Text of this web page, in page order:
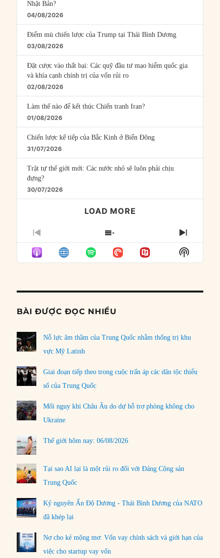
Nhật Bản?
04/08/2026
Điểm mù chiến lược của Trump tại Thái Bình Dương
03/08/2026
Đặt cược vào thất bại: Các quỹ đầu tư mạo hiểm quốc gia
và khía cạnh chính trị của vốn rủi ro
02/08/2026
Làm thế nào để kết thúc Chiến tranh Iran?
01/08/2026
Chiến lược kế tiếp của Bắc Kinh ở Biển Đông
31/07/2026
Trật tự thế giới mới: Các nước nhỏ sẽ luôn phải chịu
đựng?
30/07/2026
LOAD MORE
PREVIOUS
EPISODE
SHOW
EPISODES
LIST
NEXT
Show
Podcast
BÀI ĐƯỢC ĐỌC NHIỀU
Nỗ lực âm thầm của Trung Quốc nhằm thống trị khu
vực Mỹ Latinh
Giai đoạn tiếp theo trong cuộc trấn áp các dân tộc thiểu
số của Trung Quốc
Mối nguy khi Châu Âu do dự hỗ trợ phòng không cho
Ukraine
Thế giới hôm nay: 06/08/2026
Tại sao AI lại là một rủi ro đối với Đảng Cộng sản
Trung Quốc
Kỷ nguyên Ấn Độ Dương - Thái Bình Dương của NATO
đã khép lại
Nợ cho kẻ mộng mơ: Vốn vay chính sách và giới hạn của
việc cho startup vay vốn